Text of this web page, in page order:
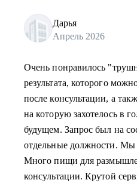
Дарья
Апрель 2026
Очень понравилось
результата, которого
после консультации, а
на которую захотелось в
будущем. Запрос был на
отдельные должности. Мы
Много пищи для
консультации. Крутой